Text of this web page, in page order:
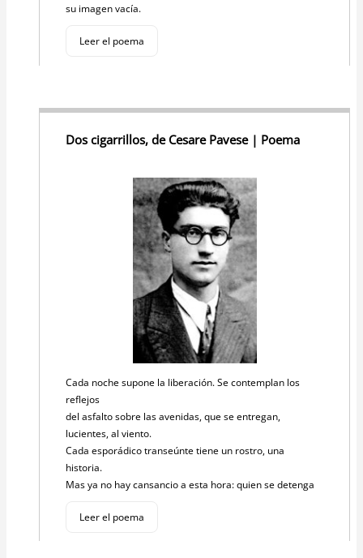
su imagen vacía.
Leer el poema
Dos cigarrillos, de Cesare Pavese | Poema
Cada noche supone la liberación. Se contemplan los
reflejos
del asfalto sobre las avenidas, que se entregan,
lucientes, al viento.
Cada esporádico transeúnte tiene un rostro, una
historia.
Mas ya no hay cansancio a esta hora: quien se detenga
Leer el poema